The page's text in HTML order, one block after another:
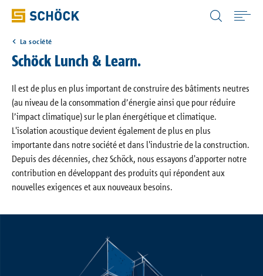
Applications
Nos solutions
Solutions digitales
Portail physique du bâtiment
Belgium (BE) Wallon-français
La société
Schöck Lunch & Learn.
Il est de plus en plus important de construire des bâtiments neutres
(au niveau de la consommation d’énergie ainsi que pour réduire
l’impact climatique) sur le plan énergétique et climatique.
L'isolation acoustique devient également de plus en plus
importante dans notre société et dans l'industrie de la construction.
Depuis des décennies, chez Schöck, nous essayons d'apporter notre
contribution en développant des produits qui répondent aux
nouvelles exigences et aux nouveaux besoins.